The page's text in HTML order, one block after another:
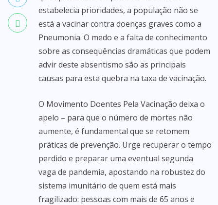
estabelecia prioridades, a população não se
está a vacinar contra doenças graves como a
Pneumonia. O medo e a falta de conhecimento
sobre as consequências dramáticas que podem
advir deste absentismo são as principais
causas para esta quebra na taxa de vacinação.
O Movimento Doentes Pela Vacinação deixa o
apelo – para que o número de mortes não
aumente, é fundamental que se retomem
práticas de prevenção. Urge recuperar o tempo
perdido e preparar uma eventual segunda
vaga de pandemia, apostando na robustez do
sistema imunitário de quem está mais
fragilizado: pessoas com mais de 65 anos e